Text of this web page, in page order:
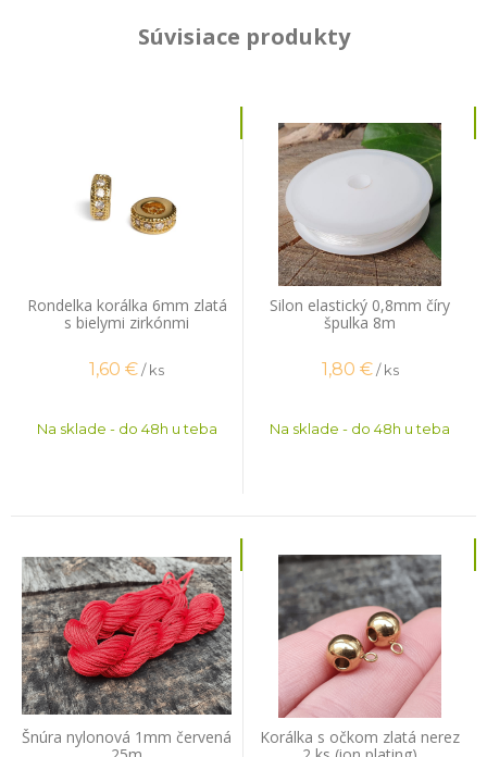
Súvisiace produkty
Rondelka korálka 6mm zlatá
s bielymi zirkónmi
1,60 €/ ks
Na sklade - do 48h u teba
Silon elastický 0,8mm číry
špulka 8m
1,80 € / ks
Na sklade - do 48h u teba
Šnúra nylonová 1mm červená
Korálka s očkom zlatá nerez